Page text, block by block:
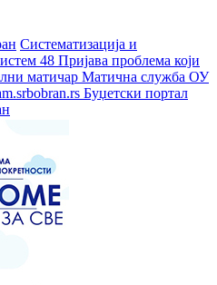
Систематизација и
48 Пријава проблема који
матичар Матична служба ОУ
Буџетски портал